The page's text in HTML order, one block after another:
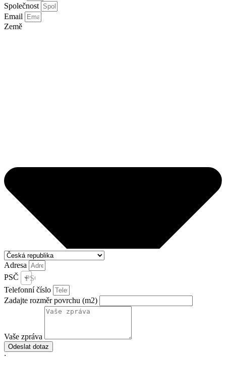
Společnost
Email
Země
Adresa
PSČ
PSČ *
Telefonní číslo
Zadajte rozměr povrchu (m2)
Vaše zpráva
Odeslat dotaz
;